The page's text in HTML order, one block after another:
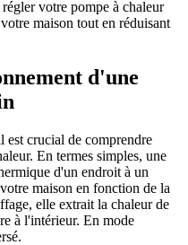
votre pompe à chaleur
maison tout en réduisant
d'une
est crucial de comprendre
En termes simples, une
d'un endroit à un
maison en fonction de la
elle extrait la chaleur de
à l'intérieur. En mode